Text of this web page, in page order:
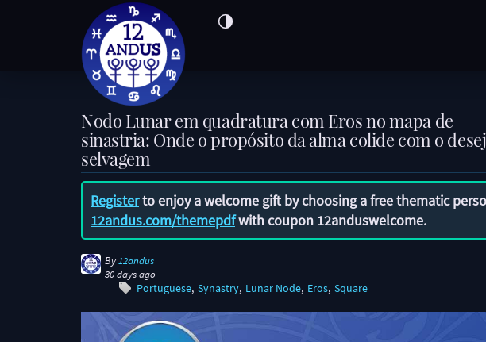
Nodo Lunar em quadratura com Eros no mapa de
sinastria: Onde o propósito da alma colide com o
selvagem
Registerto enjoy a welcome gift by choosing a free thematic
12andus.com/themepdfwith coupon 12anduswelcome.
By 12andus
30 days ago
Portuguese Synastry Lunar Node Eros Square